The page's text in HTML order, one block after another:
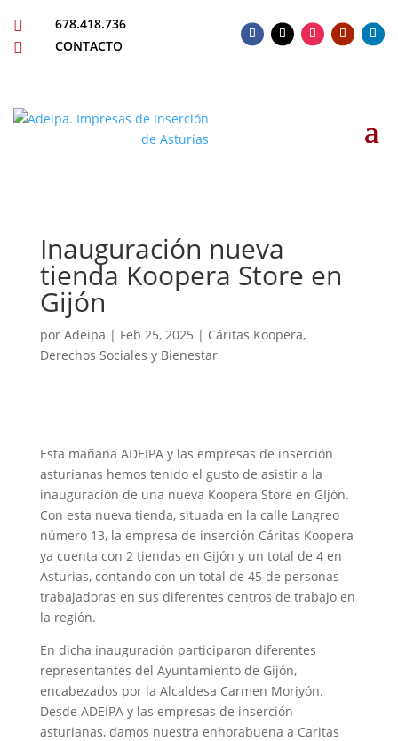
 678.418.736
 CONTACTO
Inauguración nueva
tienda Koopera Store en
Gijón
por Adeipa | Feb 25, 2025 | Cáritas Koopera,
Derechos Sociales y Bienestar
Esta mañana ADEIPA y las empresas de inserción
asturianas hemos tenido el gusto de asistir a la
inauguración de una nueva Koopera Store en GIjón.
Con esta nueva tienda, situada en la calle Langreo
número 13, la empresa de inserción Cáritas Koopera
ya cuenta con 2 tiendas en Gijón y un total de 4 en
Asturias, contando con un total de 45 de personas
trabajadoras en sus diferentes centros de trabajo en
la región.
En dicha inauguración participaron diferentes
representantes del Ayuntamiento de Gijón,
encabezados por la Alcaldesa Carmen Moriyón.
Desde ADEIPA y las empresas de inserción
asturianas, damos nuestra enhorabuena a Caritas